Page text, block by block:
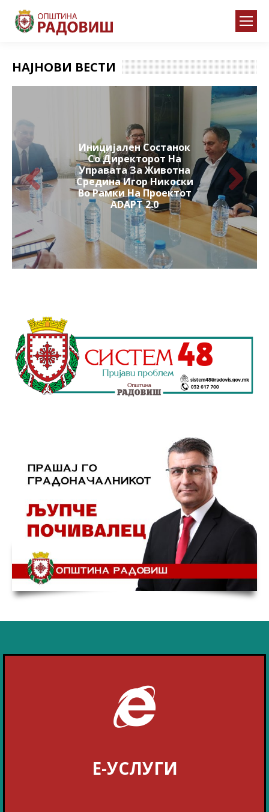
НАЈНОВИ ВЕСТИ
Иницијален Состанок
Со Директорот На
Управата За Животна
Средина Игор Никоски
Во Рамки На Проектот
ADAPT 2.0
Е-УСЛУГИ